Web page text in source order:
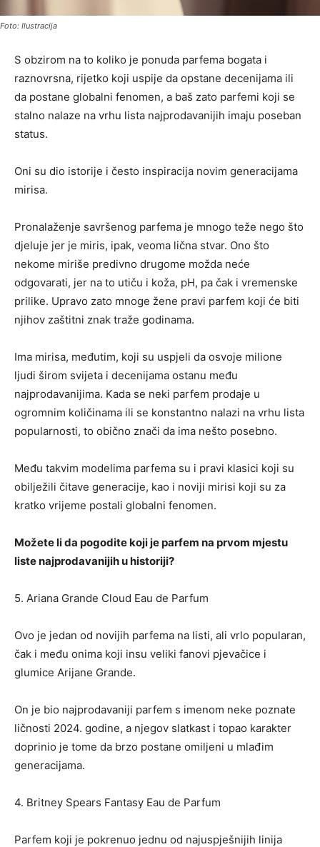
Foto: Ilustracija
S obzirom na to koliko je ponuda parfema bogata i
raznovrsna, rijetko koji uspije da opstane decenijama ili
da postane globalni fenomen, a baš zato parfemi koji se
stalno nalaze na vrhu lista najprodavanijih imaju poseban
status.
Oni su dio istorije i često inspiracija novim generacijama
mirisa.
Pronalaženje savršenog parfema je mnogo teže nego što
djeluje jer je miris, ipak, veoma lična stvar. Ono što
nekome miriše predivno drugome možda neće
odgovarati, jer na to utiču i koža, pH, pa čak i vremenske
prilike. Upravo zato mnoge žene pravi parfem koji će biti
njihov zaštitni znak traže godinama.
Ima mirisa, međutim, koji su uspjeli da osvoje milione
ljudi širom svijeta i decenijama ostanu među
najprodavanijima. Kada se neki parfem prodaje u
ogromnim količinama ili se konstantno nalazi na vrhu lista
popularnosti, to obično znači da ima nešto posebno.
Među takvim modelima parfema su i pravi klasici koji su
obilježili čitave generacije, kao i noviji mirisi koji su za
kratko vrijeme postali globalni fenomen.
Možete li da pogodite koji je parfem na prvom mjestu
liste najprodavanijih u historiji?
5. Ariana Grande Cloud Eau de Parfum
Ovo je jedan od novijih parfema na listi, ali vrlo popularan,
čak i među onima koji insu veliki fanovi pjevačice i
glumice Arijane Grande.
On je bio najprodavaniji parfem s imenom neke poznate
ličnosti 2024. godine, a njegov slatkast i topao karakter
doprinio je tome da brzo postane omiljeni u mlađim
generacijama.
4. Britney Spears Fantasy Eau de Parfum
Parfem koji je pokrenuo jednu od najuspješnijih linija